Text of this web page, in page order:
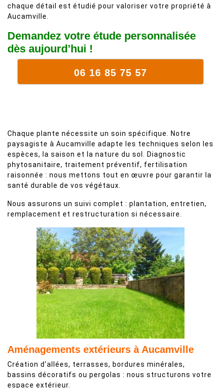
chaque détail est étudié pour valoriser votre propriété à
Aucamville.
Demandez votre étude personnalisée
dès aujourd’hui !
06 16 85 75 57
Chaque plante nécessite un soin spécifique. Notre
paysagiste à Aucamville adapte les techniques selon les
espèces, la saison et la nature du sol. Diagnostic
phytosanitaire, traitement préventif, fertilisation
raisonnée : nous mettons tout en œuvre pour garantir la
santé durable de vos végétaux.
Nous assurons un suivi complet : plantation, entretien,
remplacement et restructuration si nécessaire.
Aménagements extérieurs à Aucamville
Création d’allées, terrasses, bordures minérales,
bassins décoratifs ou pergolas : nous structurons votre
espace extérieur.